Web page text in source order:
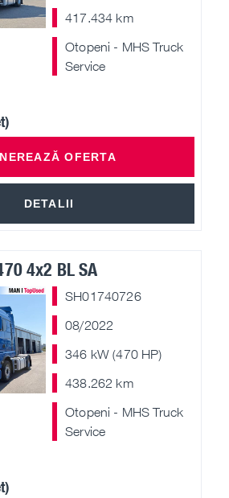
417.434 km
Otopeni - MHS Truck
Service
OFERTA
DETALII
4x2 BL SA
SH01740726
08/2022
346 kW (470 HP)
438.262 km
Otopeni - MHS Truck
Service